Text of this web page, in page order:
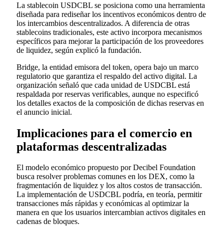
La stablecoin USDCBL se posiciona como una herramienta
diseñada para rediseñar los incentivos económicos dentro de
los intercambios descentralizados. A diferencia de otras
stablecoins tradicionales, este activo incorpora mecanismos
específicos para mejorar la participación de los proveedores
de liquidez, según explicó la fundación.
Bridge, la entidad emisora del token, opera bajo un marco
regulatorio que garantiza el respaldo del activo digital. La
organización señaló que cada unidad de USDCBL está
respaldada por reservas verificables, aunque no especificó
los detalles exactos de la composición de dichas reservas en
el anuncio inicial.
Implicaciones para el comercio en
plataformas descentralizadas
El modelo económico propuesto por Decibel Foundation
busca resolver problemas comunes en los DEX, como la
fragmentación de liquidez y los altos costos de transacción.
La implementación de USDCBL podría, en teoría, permitir
transacciones más rápidas y económicas al optimizar la
manera en que los usuarios intercambian activos digitales en
cadenas de bloques.